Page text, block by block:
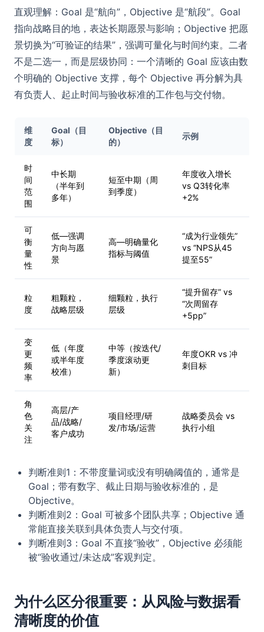
直观理解：Goal 是“航向”，Objective 是“航段”。Goal
指向战略目的地，表达长期愿景与影响；Objective 把愿
景切换为“可验证的结果”，强调可量化与时间约束。二者
不是二选一，而是层级协同：一个清晰的 Goal 应该由数
个明确的 Objective 支撑，每个 Objective 再分解为具
有负责人、起止时间与验收标准的工作包与交付物。
维
度
Goal（目
标）
Objective（目
的）
示例
时
间
范
围
中长期
（半年到
多年）
短至中期（周
到季度）
年度收入增长
vs Q3转化率
+2%
可
衡
量
性
低—强调
方向与愿
景
高—明确量化
指标与阈值
“成为行业领先”
vs “NPS从45
提至55”
粒
度
粗颗粒，
战略层级
细颗粒，执行
层级
“提升留存” vs
“次周留存
+5pp”
变
更
频
率
低（年度
或半年度
校准）
中等（按迭代/
季度滚动更
新）
年度OKR vs 冲
刺目标
角
色
关
注
高层/产
品/战略/
客户成功
项目经理/研
发/市场/运营
战略委员会 vs
执行小组
判断准则1：不带度量词或没有明确阈值的，通常是
Goal；带有数字、截止日期与验收标准的，是
Objective。
判断准则2：Goal 可被多个团队共享；Objective 通
常能直接关联到具体负责人与交付项。
判断准则3：Goal 不直接“验收”，Objective 必须能
被“验收通过/未达成”客观判定。
为什么区分很重要：从风险与数据看
清晰度的价值